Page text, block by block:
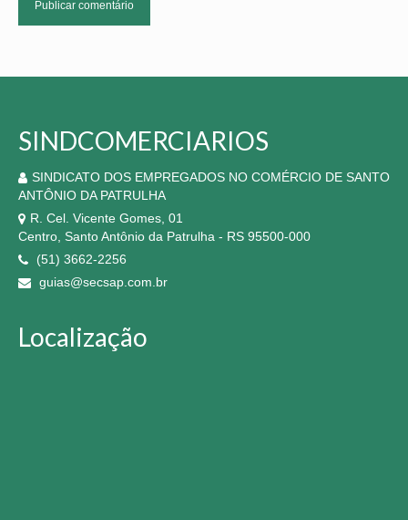
SINDCOMERCIARIOS
SINDICATO DOS EMPREGADOS NO COMÉRCIO DE SANTO
ANTÔNIO DA PATRULHA
R. Cel. Vicente Gomes, 01
Centro, Santo Antônio da Patrulha - RS 95500-000
(51) 3662-2256
guias@secsap.com.br
Localização